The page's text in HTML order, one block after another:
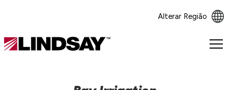
Alterar Região
Lindsay.